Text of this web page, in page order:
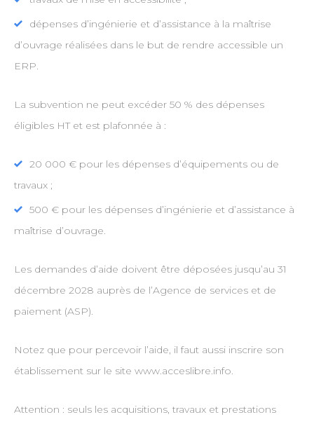
dépenses d’ingénierie et d’assistance à la maîtrise
d’ouvrage réalisées dans le but de rendre accessible un
ERP.
La subvention ne peut excéder 50 % des dépenses
éligibles HT et est plafonnée à :
20 000 € pour les dépenses d’équipements ou de
travaux ;
500 € pour les dépenses d’ingénierie et d’assistance à
maîtrise d’ouvrage.
Les demandes d’aide doivent être déposées jusqu’au 31
décembre 2028 auprès de l’Agence de services et de
paiement (ASP).
Notez que pour percevoir l’aide, il faut aussi inscrire son
établissement sur le site www.acceslibre.info.
Attention : seuls les acquisitions, travaux et prestations